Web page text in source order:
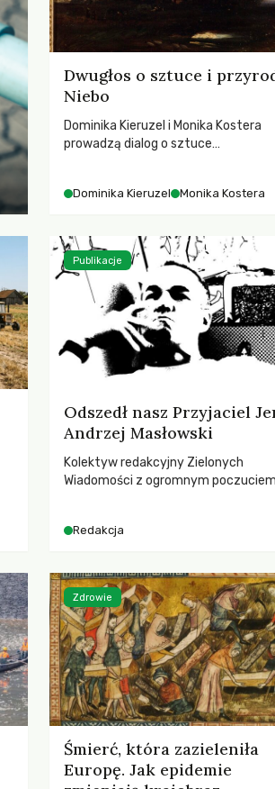
Dwugłos o sztuce i
Niebo
Dominika Kieruzel i Monika Kostera
prowadzą dialog o sztuce
wrażliwość, odczuwanie przestrzeni
Dominika Kieruzel Monika Kostera
Odszedł nasz Przyjaciel
Andrzej Masłowski
Kolektyw redakcyjny Zielonych
Wiadomości z ogromnym poczuciem
kochanego Opiekuna, Mecenasa i
Redakcja
Publikacje
Śmierć, która zazieleniła
Europę. Jak epidemie
Zdrowie